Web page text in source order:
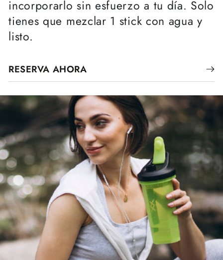
incorporarlo sin esfuerzo a tu día. Solo
tienes que mezclar 1 stick con agua y
listo.
RESERVA AHORA